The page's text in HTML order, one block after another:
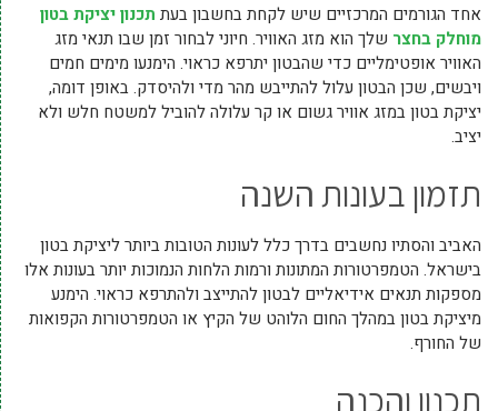
אחד הגורמים המרכזיים שיש לקחת בחשבון בעת תכנון יציקת בטון
מוחלק בחצר שלך הוא מזג האוויר. חיוני לבחור זמן שבו תנאי מזג
האוויר אופטימליים כדי שהבטון יתרפא כראוי. הימנעו מימים חמים
ויבשים, שכן הבטון עלול להתייבש מהר מדי ולהיסדק. באופן דומה,
יציקת בטון במזג אוויר גשום או קר עלולה להוביל למשטח חלש ולא
יציב.
תזמון בעונות השנה
האביב והסתיו נחשבים בדרך כלל לעונות הטובות ביותר ליציקת בטון
בישראל. הטמפרטורות המתונות ורמות הלחות הנמוכות יותר בעונות אלו
מספקות תנאים אידיאליים לבטון להתייצב ולהתרפא כראוי. הימנע
מיציקת בטון במהלך החום הלוהט של הקיץ או הטמפרטורות הקפואות
של החורף.
תכנון והכנה